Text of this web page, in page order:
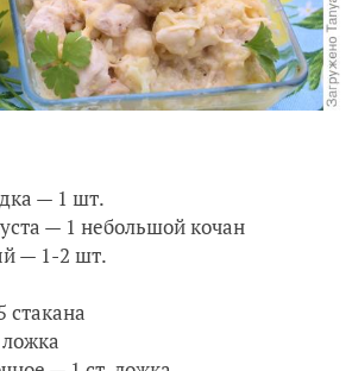
— 1 шт.
— 1 небольшой кочан
— 1-2 шт.
стакана